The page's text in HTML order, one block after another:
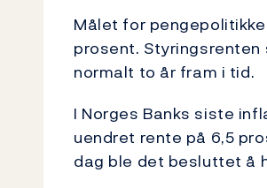
Målet for
prosent.
normalt to år fram i tid.
I Norges Banks siste
uendret rente på 6,5
dag ble det besluttet å